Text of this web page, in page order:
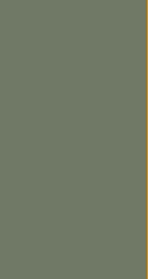
hofbauernhof/